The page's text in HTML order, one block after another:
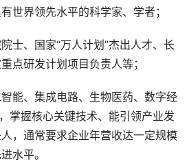
世界领先水平的科学家、学者；
士、国家“万人计划”杰出人才、长
点研发计划项目负责人等；
能、集成电路、生物医药、数字经
掌握核心关键技术、能引领产业发
，通常要求企业年营收达一定规模
水平。